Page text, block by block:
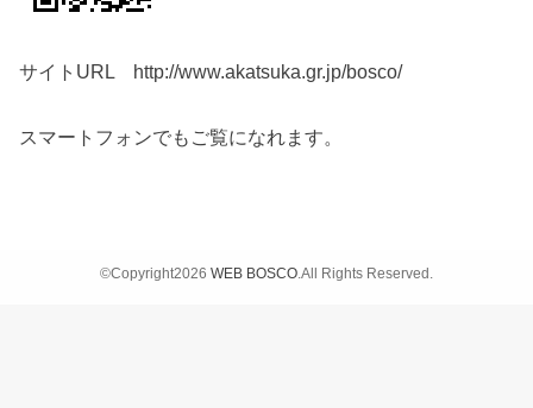
サイトURL http://www.akatsuka.gr.jp/bosco/
スマートフォンでもご覧になれます。
©Copyright2026 WEB BOSCO .All Rights Reserved.